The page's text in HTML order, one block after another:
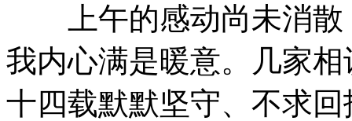
上午的感动尚未消散
我内心满是暖意。几家
十四载默默坚守、不求